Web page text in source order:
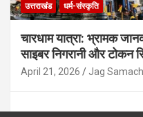
उत्तराखंड धर्म-संस्कृति
चारधाम यात्रा: भ्रामक
साइबर निगरानी और टोकन
April 21, 2026 Jag